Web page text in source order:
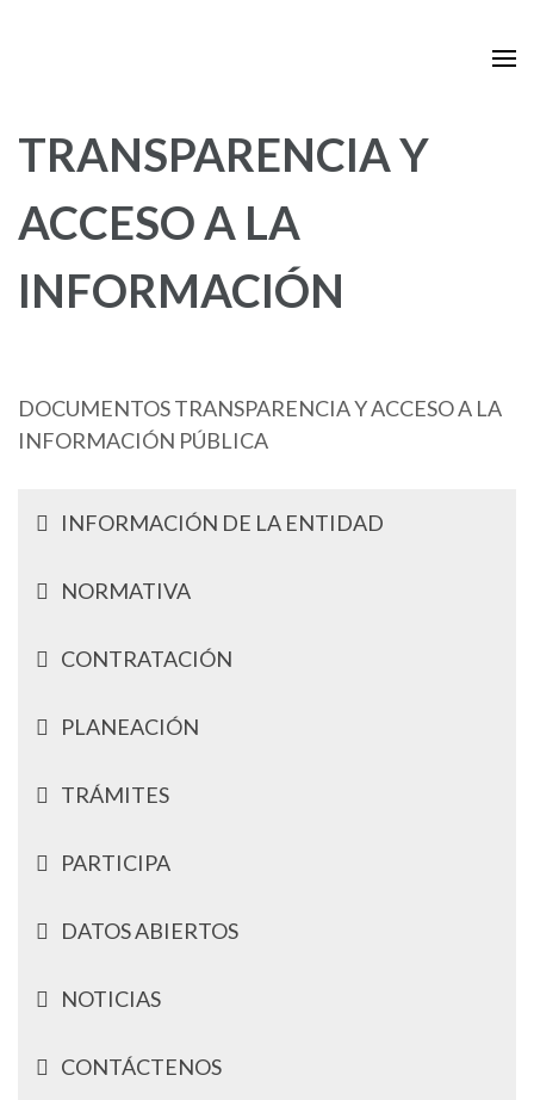
(presiona
tecla
Intro)
TRANSPARENCIA Y
ACCESO A LA
INFORMACIÓN
DOCUMENTOS TRANSPARENCIA Y ACCESO A LA
INFORMACIÓN PÚBLICA
INFORMACIÓN DE LA ENTIDAD
NORMATIVA
CONTRATACIÓN
PLANEACIÓN
TRÁMITES
PARTICIPA
DATOS ABIERTOS
NOTICIAS
CONTÁCTENOS